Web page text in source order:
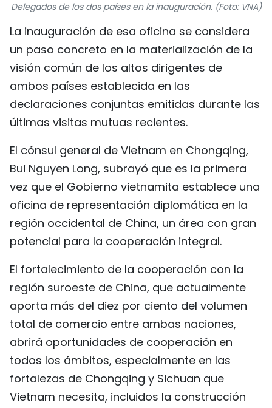
TIẾNG VIỆT
ENGLISH
中文
FRANÇAIS
Delegados de los dos países en la inauguración. (Foto: VNA)
La inauguración de esa oficina se considera
un paso concreto en la materialización de la
visión común de los altos dirigentes de
ambos países establecida en las
declaraciones conjuntas emitidas durante las
últimas visitas mutuas recientes.
El cónsul general de Vietnam en Chongqing,
Bui Nguyen Long, subrayó que es la primera
vez que el Gobierno vietnamita establece una
oficina de representación diplomática en la
región occidental de China, un área con gran
potencial para la cooperación integral.
El fortalecimiento de la cooperación con la
región suroeste de China, que actualmente
aporta más del diez por ciento del volumen
total de comercio entre ambas naciones,
abrirá oportunidades de cooperación en
todos los ámbitos, especialmente en las
fortalezas de Chongqing y Sichuan que
Vietnam necesita, incluidos la construcción